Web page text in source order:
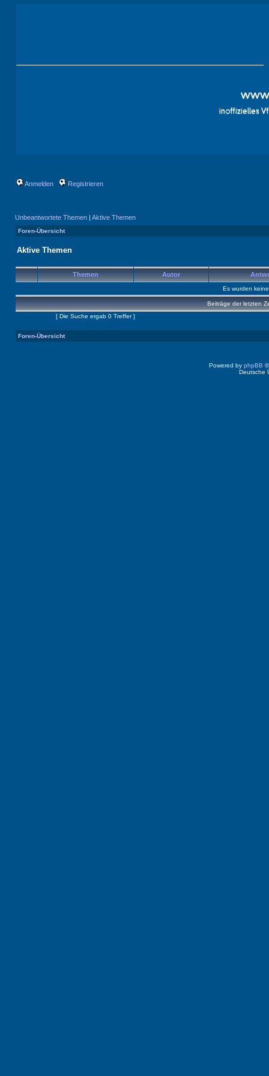
Anmelden Registrieren
Unbeantwortete Themen | Aktive Themen
Foren-Übersicht
Aktive Themen
Themen Autor
Es wurden
Beiträge der letzten
[ Die Suche ergab 0 Treffer ]
Foren-Übersicht
Powered by phpBB
Deutsche